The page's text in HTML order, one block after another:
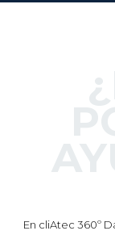
En cliAtec 360º